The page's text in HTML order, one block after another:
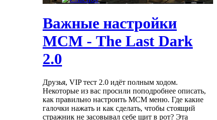
Важные настройки
МСМ - The Last Dark
2.0
Друзья, VIP тест 2.0 идёт полным ходом.
Некоторые из вас просили поподробнее описать,
как правильно настроить МСМ меню. Где какие
галочки нажать и как сделать, чтобы стоящий
стражник не засовывал себе щит в рот? Эта